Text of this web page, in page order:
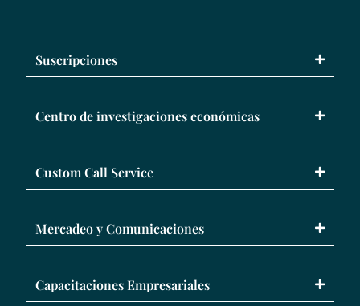
Suscripciones
Centro de investigaciones económicas
Custom Call Service
Mercadeo y Comunicaciones
Capacitaciones Empresariales